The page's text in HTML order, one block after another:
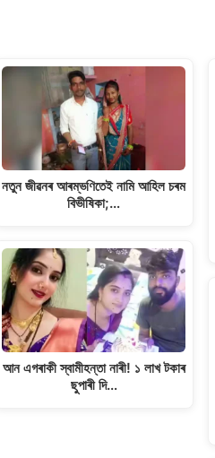
নতুন জীৱনৰ আৰম্ভণিতেই নামি আহিল চৰম
বিভীষিকা;…
আন এগৰাকী স্বামীহন্তা নাৰী! ১ লাখ টকাৰ
ছুপাৰী দি…